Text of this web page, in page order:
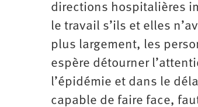
directions hospitalières
le travail s’ils et elles
plus largement, les
espère détourner
l’épidémie et dans le
capable de faire face,